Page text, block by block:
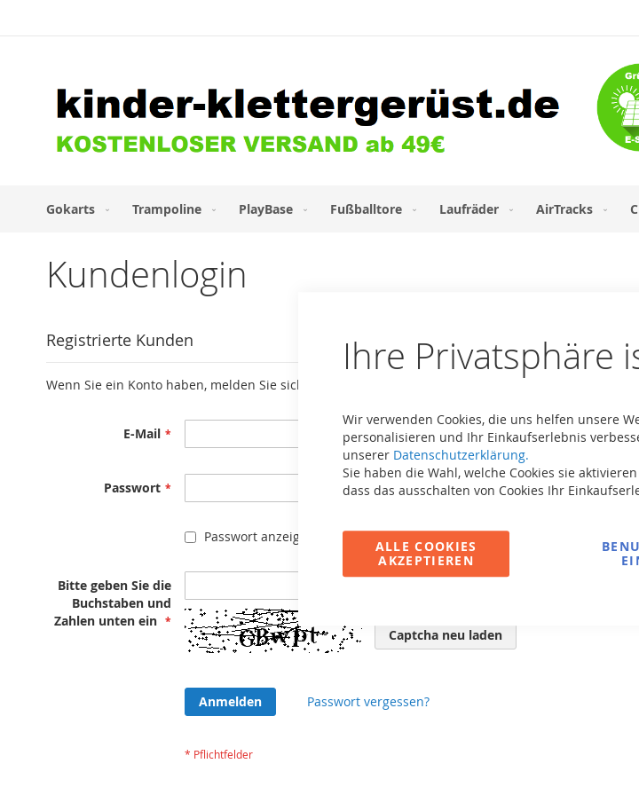
Ihre Privatsphäre
Wir verwenden Cookies, die uns helfen unsere
personalisieren und Ihr Einkaufserlebnis
unserer Datenschutzerklärung.
Sie haben die Wahl, welche Cookies sie
dass das ausschalten von Cookies Ihr
ALLE COOKIES
AKZEPTIEREN
Gokarts Trampoline PlayBase Fußballtore Laufräder AirTracks
Kundenlogin
Registrierte Kunden
Wenn Sie ein Konto haben, melden Sie sich mit Ihrer E-Mail-Adresse an.
E-Mail
Passwort
Passwort anzeigen
Bitte geben Sie die
Buchstaben und
Zahlen unten ein
Captcha neu laden
Anmelden Passwort vergessen?